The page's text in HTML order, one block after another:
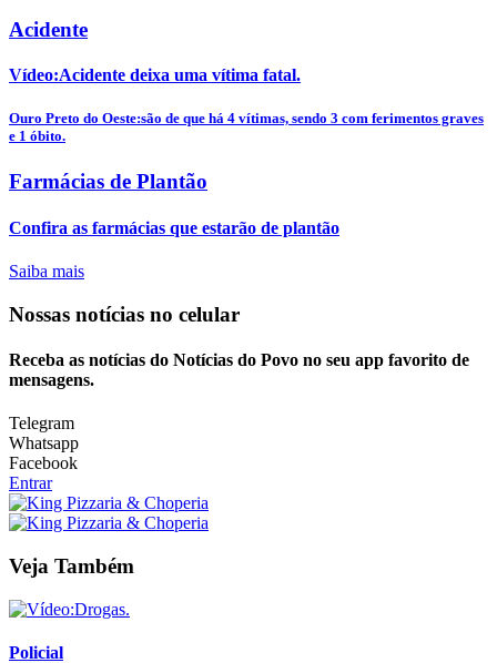
Acidente
Vídeo:Acidente deixa uma vítima fatal.
Ouro Preto do Oeste:são de que há 4 vítimas, sendo 3 com ferimentos graves
e 1 óbito.
Farmácias de Plantão
Confira as farmácias que estarão de plantão
Saiba mais
Nossas notícias no celular
Receba as notícias do Notícias do Povo no seu app favorito de
mensagens.
Telegram
Whatsapp
Facebook
Entrar
Veja Também
Policial